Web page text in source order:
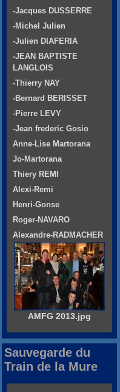
-Jacques DUSSERRE
-Michel Julien
-Julien DIAFERIA
-JEAN BAPTISTE
LANGLOIS
-Thierry NAY
-Bernard BERISSET
-Pierre LEVY
-Jean frederic Gosio
Anne-Lise Martorana
Jo-Martorana
Thiery REMI
Alexi-Remi
Henri-Gonse
Roger-NAVARO
Alexandre-RADMACHER
AMFG 2013.jpg
Sauvegarde du
Train de la Mure